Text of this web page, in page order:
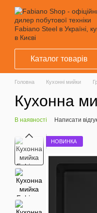
Перейти к основному
Каталог товарів
Головна Кухонні мийки
Кухонна
В наявності Написати
НОВИНКА